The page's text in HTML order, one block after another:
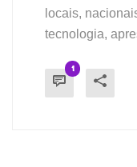
locais,
tecnologia,
1